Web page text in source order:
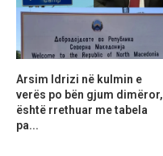
Arsim Idrizi në kulmin e
verës po bën gjum dimëror,
është rrethuar me tabela
pa...